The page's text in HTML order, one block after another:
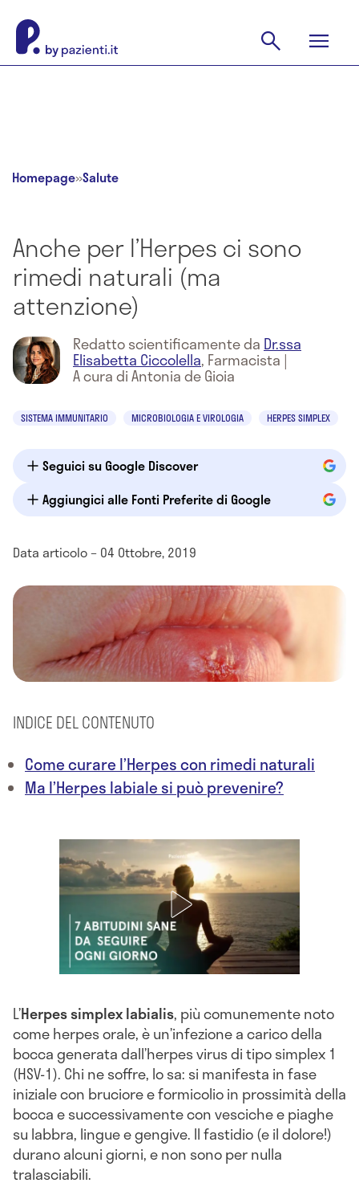
Homepage»Salute
Anche per l’Herpes ci sono
rimedi naturali (ma
attenzione)
Redatto scientificamente da Dr.ssa
Elisabetta Ciccolella, Farmacista |
A cura di Antonia de Gioia
SISTEMA IMMUNITARIO MICROBIOLOGIA E VIROLOGIA HERPES SIMPLEX
Seguici su Google Discover
Aggiungici alle Fonti Preferite di Google
Data articolo – 04 Ottobre, 2019
INDICE DEL CONTENUTO
Come curare l’Herpes con rimedi naturali
Ma l’Herpes labiale si può prevenire?
L’Herpes simplex labialis, più comunemente noto
come herpes orale, è un’infezione a carico della
bocca generata dall’herpes virus di tipo simplex 1
(HSV-1). Chi ne soffre, lo sa: si manifesta in fase
iniziale con bruciore e formicolio in prossimità della
bocca e successivamente con vesciche e piaghe
su labbra, lingue e gengive. Il fastidio (e il dolore!)
durano alcuni giorni, e non sono per nulla
tralasciabili.